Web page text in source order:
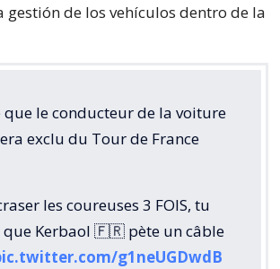
gestión de los vehículos dentro de la
que le conducteur de la voiture
exclu du Tour de France
les coureuses 3 FOIS, tu
que Kerbaol 🇫🇷 pète un câble
g1neUGDwdB